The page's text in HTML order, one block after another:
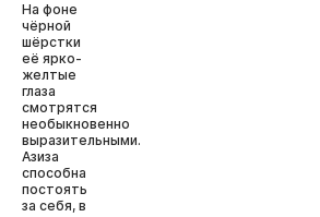
На фоне
чёрной
шёрстки
её ярко-
желтые
глаза
смотрятся
необыкновенно
выразительными.
Азиза
способна
постоять
за себя, в